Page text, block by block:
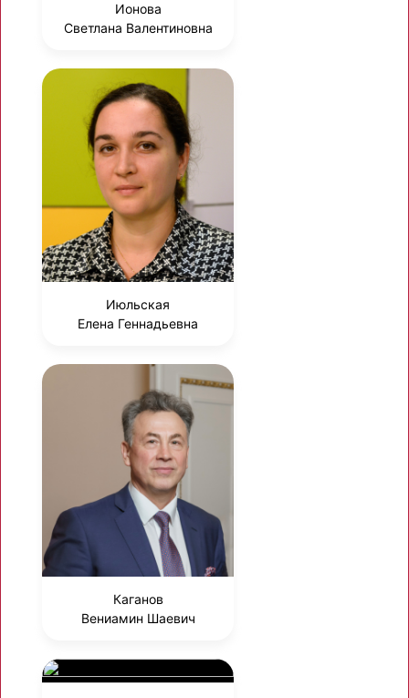
Ионова
Светлана Валентиновна
Июльская
Елена Геннадьевна
Каганов
Вениамин Шаевич